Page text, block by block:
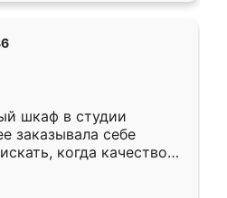
шкаф в студии
заказывала себе
когда качеством
кухня уже почти
нет.